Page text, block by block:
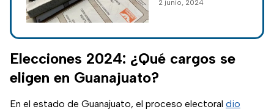
proceso electoral
PREP ya estima
quien será el
próximo
2 junio, 2024
Elecciones 2024: ¿Qué cargos se
eligen en Guanajuato?
En el estado de Guanajuato, el proceso electoral dio